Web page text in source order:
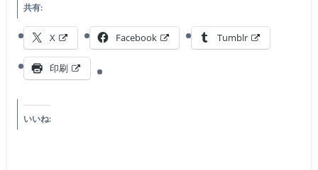
共有:
X Facebook Tumblr
印刷
いいね: